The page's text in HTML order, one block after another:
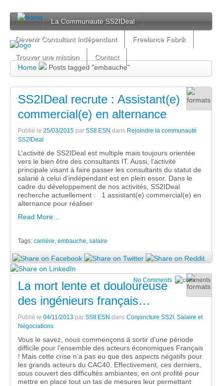
La Communauté SS2IDeal
Devenir Consultant Indépendant Freelance Fabrik
Trouver une mission
Contact
Home
Posts tagged "embauche"
SS2IDeal recrute : Assistant(e)
commercial(e) en alternance
Publié le 25/03/2015 par SSII ESN dans Rejoindre la communauté
SS2IDeal
L’activité de SS2IDeal est multiple mais toujours orientée
vers le bien être des consultants IT. Aussi, l’activité
principale visant à faire passer les consultants du statut de
salarié à celui d’indépendant est en plein essor. Dans le
cadre du développement de nos activités, SS2IDeal
recherche actuellement : 1 assistant(e) commercial(e) en
alternance pour réaliser
Read More…
Tags: carrière, embauche, salaire
No Comments
La mort lente et douloureuse
des ingénieurs français…
Publié le 04/11/2013 par SSII ESN dans Conjoncture SS2I , Salaire et
Négociations
Vous le savez, nous commençons à sortir d’une période
difficile pour l’ensemble des acteurs économiques Français
! Mais cette crise n’a pas eu que des aspects négatifs pour
les grands acteurs du CAC40. Effectivement, ces derniers,
sous couvert des difficultés ambiantes, en ont profité pour
mettre en place tout un tas de mesures leur permettant